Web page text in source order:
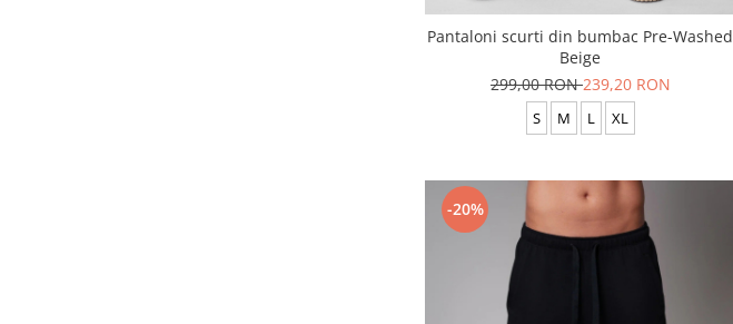
Pantaloni scurti din bumbac Pre-Washed
Beige
299,00 RON239,20 RON
S M L XL
-20%